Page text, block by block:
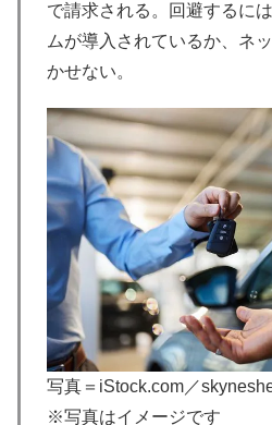
で請求される。回避するに
ムが導入されているか、ネ
かせない。
写真＝iStock.com／
※写真はイメージです